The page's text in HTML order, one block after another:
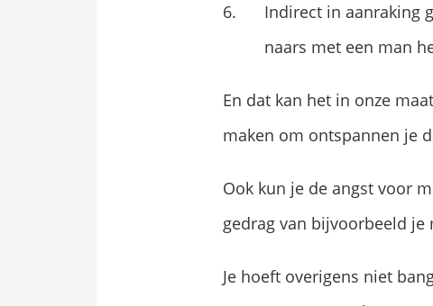
Indirect in aanraking
naars met een man
En dat kan het in onze
maken om ontspannen je
Ook kun je de angst voor
gedrag van bijvoorbeeld je
Je hoeft overigens niet